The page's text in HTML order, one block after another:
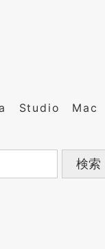
Studio Mac